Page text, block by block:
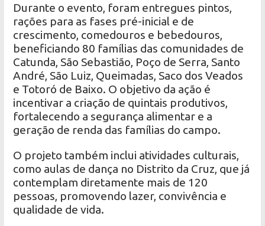
Durante o evento, foram entregues pintos,
rações para as fases pré-inicial e de
crescimento, comedouros e bebedouros,
beneficiando 80 famílias das comunidades de
Catunda, São Sebastião, Poço de Serra, Santo
André, São Luiz, Queimadas, Saco dos Veados
e Totoró de Baixo. O objetivo da ação é
incentivar a criação de quintais produtivos,
fortalecendo a segurança alimentar e a
geração de renda das famílias do campo.
O projeto também inclui atividades culturais,
como aulas de dança no Distrito da Cruz, que já
contemplam diretamente mais de 120
pessoas, promovendo lazer, convivência e
qualidade de vida.